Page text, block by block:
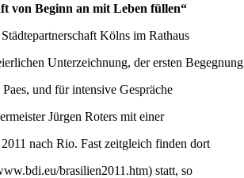
von Beginn an mit Leben füllen“
Kölns im Rathaus
Unterzeichnung, der ersten Begegnung
und für intensive Gespräche
Jürgen Roters mit einer
nach Rio. Fast zeitgleich finden dort
brasilien2011.htm) statt, so